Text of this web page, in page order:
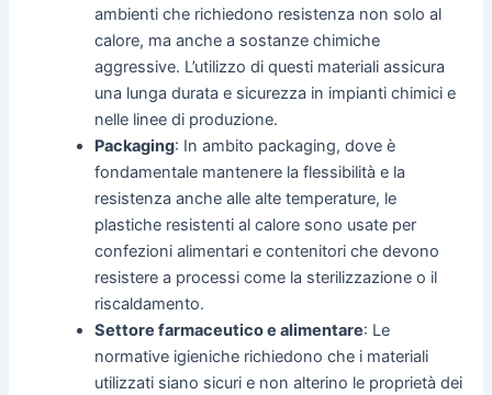
ambienti che richiedono resistenza non solo al
calore, ma anche a sostanze chimiche
aggressive. L’utilizzo di questi materiali assicura
una lunga durata e sicurezza in impianti chimici e
nelle linee di produzione.
Packaging: In ambito packaging, dove è
fondamentale mantenere la flessibilità e la
resistenza anche alle alte temperature, le
plastiche resistenti al calore sono usate per
confezioni alimentari e contenitori che devono
resistere a processi come la sterilizzazione o il
riscaldamento.
Settore farmaceutico e alimentare: Le
normative igieniche richiedono che i materiali
utilizzati siano sicuri e non alterino le proprietà dei